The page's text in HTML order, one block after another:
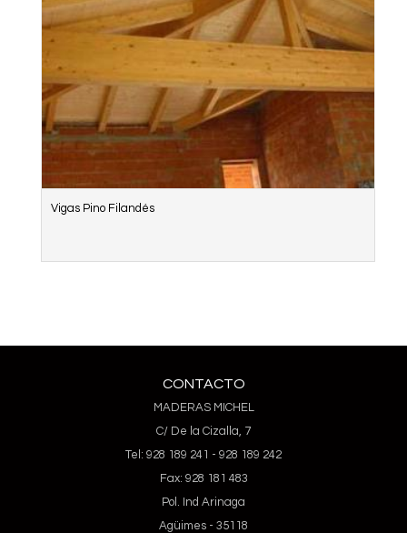
Vigas Pino Filandés
CONTACTO
MADERAS MICHEL
C/ De la Cizalla, 7
Tel: 928 189 241 - 928 189 242
Fax: 928 181 483
Pol. Ind Arinaga
Agüimes - 35118